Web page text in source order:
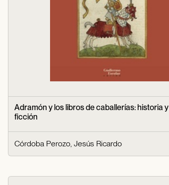
Adramón y los libros de caballerías: historia y
ficción
Córdoba Perozo, Jesús Ricardo